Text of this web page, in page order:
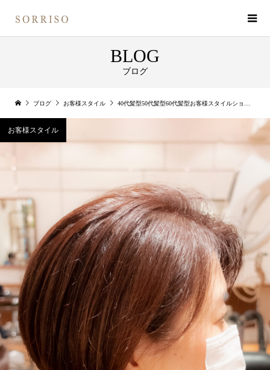
BLOG
ブログ
ブログ お客様スタイル 40代髪型50代髪型60代髪型お客様スタイルショートボブ！
お客様スタイル